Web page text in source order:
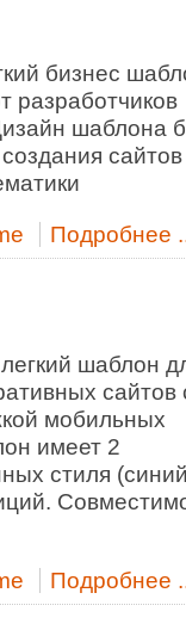
бизнес
разработчиков
шаблона
сайтов
Подробнее
шаблон
сайтов
мобильных
имеет 2
стиля
Подробнее